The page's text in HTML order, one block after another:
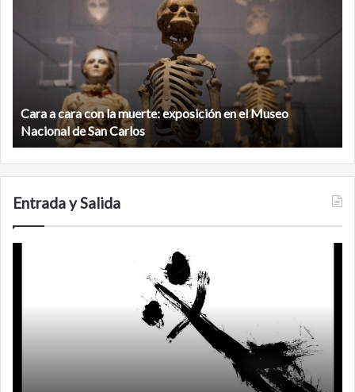
cara con la muerte: exposición en el Museo
de San Carlos
maya
norte
de
biosfera
de
Calakmul
Entrada y Salida